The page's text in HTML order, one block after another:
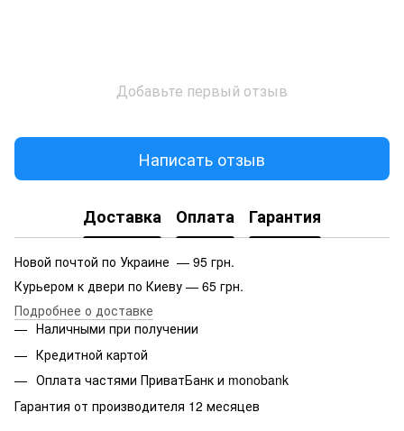
Добавьте первый отзыв
Написать отзыв
Доставка Оплата Гарантия
Новой почтой по Украине — 95 грн.
Курьером к двери по Киеву — 65 грн.
Подробнее о доставке
Наличными при получении
Кредитной картой
Оплата частями ПриватБанк и monobank
Гарантия от производителя 12 месяцев